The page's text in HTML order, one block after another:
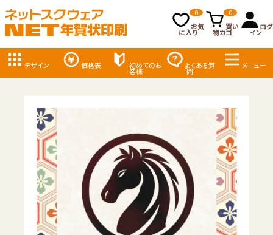
お気
に入り
0
買い
物カゴ
0
ログ
イン
デザイン 価格表 初めてのお
客様
よくある質
問
メニュー